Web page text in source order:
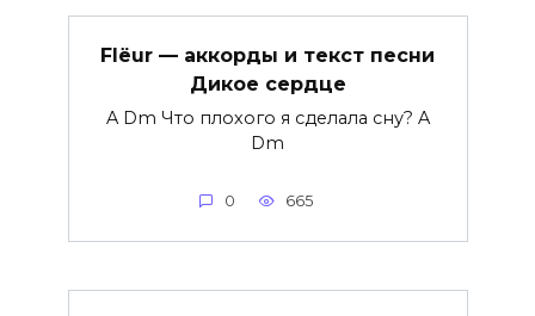
Flëur — аккорды и текст песни
Дикое сердце
A Dm Что плохого я сделала сну? A
Dm
0 665